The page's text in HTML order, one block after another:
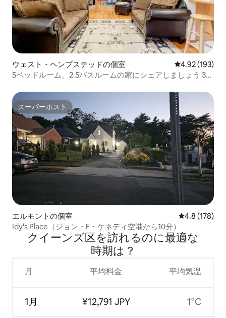
ウェスト・ヘンプステッドの個室 レビュー193
4.92 (193)
5ベッドルーム、2.5バスルームの家にシェアしましょう 35
スーパーホスト
スーパーホスト
エルモントの個室 レビュー178
4.8 (178)
Idy's Place（ジョン・F・ケネディ空港から10分）
クイーンズ区を訪⁠れ⁠るの⁠に最⁠適⁠な
時⁠期⁠は⁠？
月
1月
平均料金
¥12,791 JPY
平均気温
1°C